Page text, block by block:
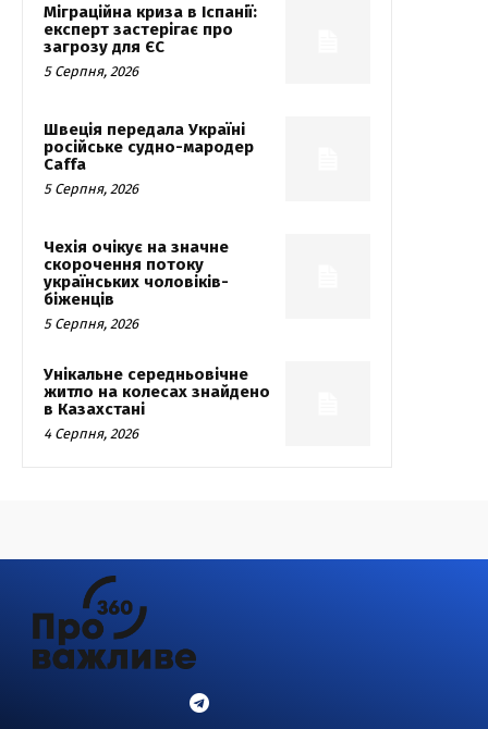
Міграційна криза в Іспанії:
експерт застерігає про
загрозу для ЄС
5 Серпня, 2026
Швеція передала Україні
російське судно-мародер
Caffa
5 Серпня, 2026
Чехія очікує на значне
скорочення потоку
українських чоловіків-
біженців
5 Серпня, 2026
Унікальне середньовічне
житло на колесах знайдено
в Казахстані
4 Серпня, 2026